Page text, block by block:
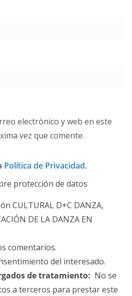
electrónico y web en este
vez que comente.
Política de Privacidad.
protección de datos
CULTURAL D+C DANZA,
DE LA DANZA EN
comentarios.
del interesado.
de tratamiento: No se
a terceros para prestar este